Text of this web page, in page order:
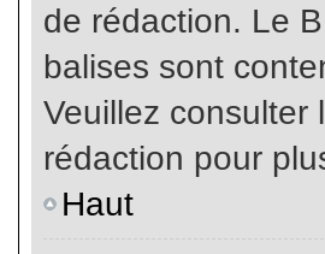
de rédaction. Le
balises sont
Veuillez consulter
rédaction pour
Haut